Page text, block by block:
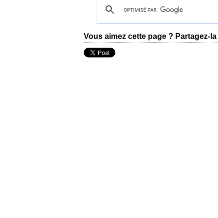
Vous aimez cette page ? Partagez-la